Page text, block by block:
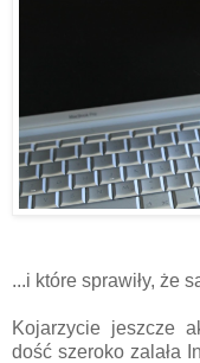
...i które sprawiły, że
Kojarzycie jeszcze
dość szeroko zalała